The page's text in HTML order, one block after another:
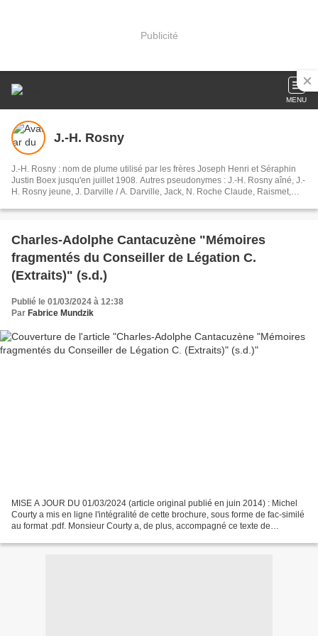
Publicité
MENU
J.-H. Rosny
J.-H. Rosny : nom de plume utilisé par les frères Joseph Henri et Séraphin
Justin Boex jusqu'en juillet 1908. Autres pseudonymes : J.-H. Rosny aîné, J.-
H. Rosny jeune, J. Darville / A. Darville, Jack, N. Roche Claude, Raismet,
Boèce / J.-H. Boèce, H. de Nosville / Henri de Noville, J.-H. Boex-Borel,
Charles-Adolphe Cantacuzène "Mémoires
fragmentés du Conseiller de Légation C.
(Extraits)" (s.d.)
Publié le 01/03/2024 à 12:38
Par Fabrice Mundzik
MISE A JOUR DU 01/03/2024 (article original publié en juin 2014) : Michel
Courty a mis en ligne l'intégralité de cette brochure, sous forme de fac-similé
au format .pdf. Monsieur Courty a, de plus, accompagné ce texte de